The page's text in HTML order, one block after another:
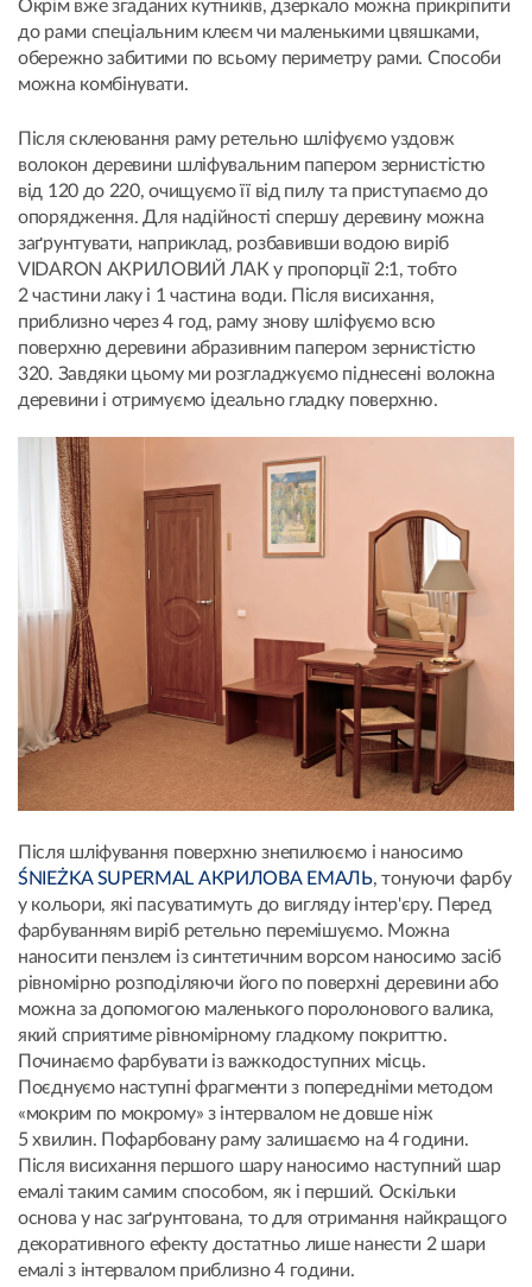
Окрім вже згаданих кутників, дзеркало можна прикріпити
до рами спеціальним клеєм чи маленькими цвяшками,
обережно забитими по всьому периметру рами. Способи
можна комбінувати.
Після склеювання раму ретельно шліфуємо уздовж
волокон деревини шліфувальним папером зернистістю
від 120 до 220, очищуємо її від пилу та приступаємо до
опорядження. Для надійності спершу деревину можна
заґрунтувати, наприклад, розбавивши водою виріб
VIDARON АКРИЛОВИЙ ЛАК у пропорції 2:1, тобто
2 частини лаку і 1 частина води. Після висихання,
приблизно через 4 год, раму знову шліфуємо всю
поверхню деревини абразивним папером зернистістю
320. Завдяки цьому ми розгладжуємо піднесені волокна
деревини і отримуємо ідеально гладку поверхню.
Після шліфування поверхню знепилюємо і наносимо
ŚNIEŻKA SUPERMAL АКРИЛОВА ЕМАЛЬ, тонуючи фарбу
у кольори, які пасуватимуть до вигляду інтер'єру. Перед
фарбуванням виріб ретельно перемішуємо. Можна
наносити пензлем із синтетичним ворсом наносимо засіб
рівномірно розподіляючи його по поверхні деревини або
можна за допомогою маленького поролонового валика,
який сприятиме рівномірному гладкому покриттю.
Починаємо фарбувати із важкодоступних місць.
Поєднуємо наступні фрагменти з попередніми методом
«мокрим по мокрому» з інтервалом не довше ніж
5 хвилин. Пофарбовану раму залишаємо на 4 години.
Після висихання першого шару наносимо наступний шар
емалі таким самим способом, як і перший. Оскільки
основа у нас заґрунтована, то для отримання найкращого
декоративного ефекту достатньо лише нанести 2 шари
емалі з інтервалом приблизно 4 години.